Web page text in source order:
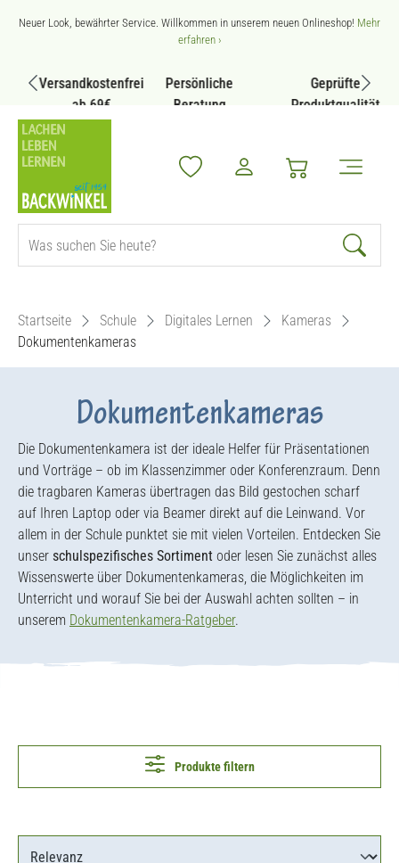
Zum Hauptinhalt springen
Neuer Look, bewährter Service. Willkommen in unserem neuen Onlineshop! Mehr
erfahren ›
Versandkostenfrei
ab 69€
Persönliche
Beratung
Geprüfte
Produktqualität
Startseite Schule Digitales Lernen
Kameras
Dokumentenkameras
Dokumentenkameras
Die Dokumentenkamera ist der ideale Helfer für Präsentationen
und Vorträge – ob im Klassenzimmer oder Konferenzraum. Denn
die tragbaren Kameras übertragen das Bild gestochen scharf
auf Ihren Laptop oder via Beamer direkt auf die Leinwand. Vor
allem in der Schule punktet sie mit vielen Vorteilen. Entdecken Sie
unser schulspezifisches Sortiment oder lesen Sie zunächst alles
Wissenswerte über Dokumentenkameras, die Möglichkeiten im
Unterricht und worauf Sie bei der Auswahl achten sollten – in
unserem Dokumentenkamera-Ratgeber.
Produkte filtern